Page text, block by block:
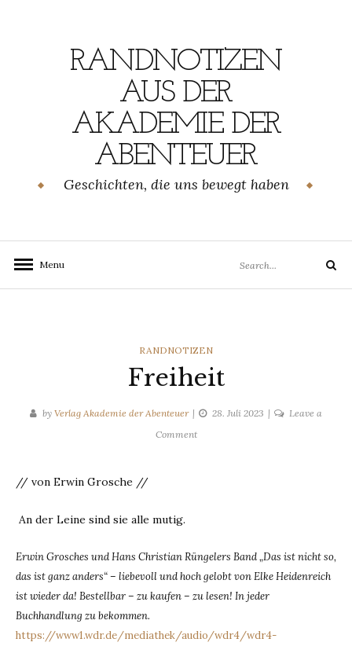
RANDNOTIZEN
AUS DER
AKADEMIE DER
ABENTEUER
Geschichten, die uns bewegt haben
Menu
for:
Search
CATEGORIES
RANDNOTIZEN
Freiheit
by Verlag Akademie der Abenteuer 28. Juli 2023
Leave a
Commenton
// von Erwin Grosche //
An der Leine sind sie alle mutig.
Erwin Grosches und Hans Christian Rüngelers Band „Das ist nicht so,
das ist ganz anders“ – liebevoll und hoch gelobt von Elke Heidenreich
ist wieder da! Bestellbar – zu kaufen – zu lesen! In jeder
Buchhandlung zu bekommen.
https://www1.wdr.de/mediathek/audio/wdr4/wdr4-